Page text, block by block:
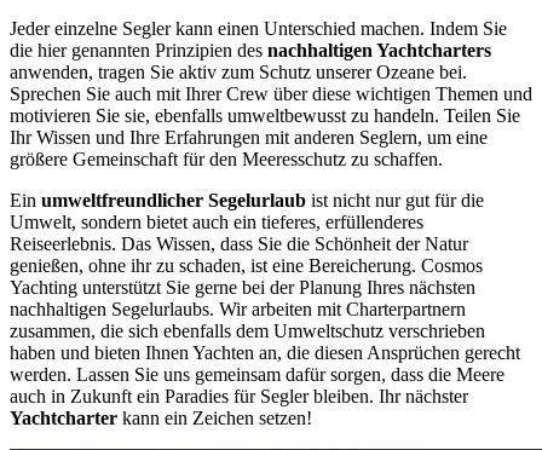
Jeder einzelne Segler kann einen Unterschied machen. Indem Sie
die hier genannten Prinzipien des nachhaltigen Yachtcharters
anwenden, tragen Sie aktiv zum Schutz unserer Ozeane bei.
Sprechen Sie auch mit Ihrer Crew über diese wichtigen Themen und
motivieren Sie sie, ebenfalls umweltbewusst zu handeln. Teilen Sie
Ihr Wissen und Ihre Erfahrungen mit anderen Seglern, um eine
größere Gemeinschaft für den Meeresschutz zu schaffen.
Ein umweltfreundlicher Segelurlaub ist nicht nur gut für die
Umwelt, sondern bietet auch ein tieferes, erfüllenderes
Reiseerlebnis. Das Wissen, dass Sie die Schönheit der Natur
genießen, ohne ihr zu schaden, ist eine Bereicherung. Cosmos
Yachting unterstützt Sie gerne bei der Planung Ihres nächsten
nachhaltigen Segelurlaubs. Wir arbeiten mit Charterpartnern
zusammen, die sich ebenfalls dem Umweltschutz verschrieben
haben und bieten Ihnen Yachten an, die diesen Ansprüchen gerecht
werden. Lassen Sie uns gemeinsam dafür sorgen, dass die Meere
auch in Zukunft ein Paradies für Segler bleiben. Ihr nächster
Yachtcharter kann ein Zeichen setzen!